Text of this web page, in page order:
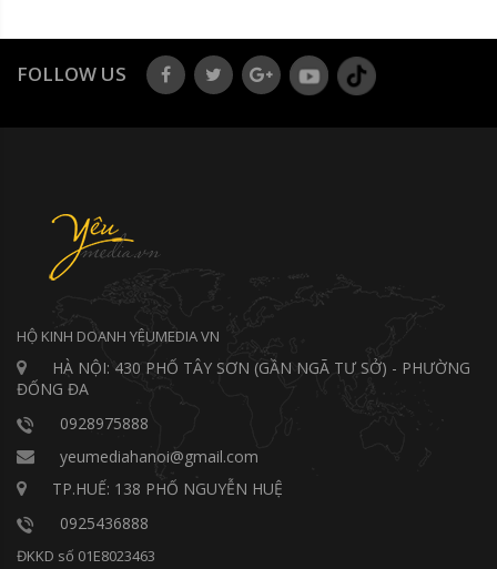
FOLLOW US
HỘ KINH DOANH YÊUMEDIA VN
HÀ NỘI: 430 PHỐ TÂY SƠN (GẦN NGÃ TƯ SỞ) - PHƯỜNG
ĐỐNG ĐA
0928975888
yeumediahanoi@gmail.com
TP.HUẾ: 138 PHỐ NGUYỄN HUỆ
0925436888
ĐKKD số 01E8023463